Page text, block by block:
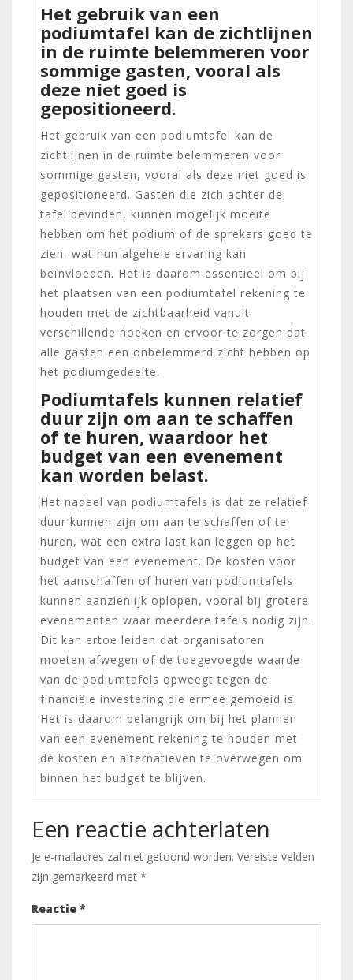
Het gebruik van een
podiumtafel kan de zichtlijnen
in de ruimte belemmeren voor
sommige gasten, vooral als
deze niet goed is
gepositioneerd.
Het gebruik van een podiumtafel kan de
zichtlijnen in de ruimte belemmeren voor
sommige gasten, vooral als deze niet goed is
gepositioneerd. Gasten die zich achter de
tafel bevinden, kunnen mogelijk moeite
hebben om het podium of de sprekers goed te
zien, wat hun algehele ervaring kan
beïnvloeden. Het is daarom essentieel om bij
het plaatsen van een podiumtafel rekening te
houden met de zichtbaarheid vanuit
verschillende hoeken en ervoor te zorgen dat
alle gasten een onbelemmerd zicht hebben op
het podiumgedeelte.
Podiumtafels kunnen relatief
duur zijn om aan te schaffen
of te huren, waardoor het
budget van een evenement
kan worden belast.
Het nadeel van podiumtafels is dat ze relatief
duur kunnen zijn om aan te schaffen of te
huren, wat een extra last kan leggen op het
budget van een evenement. De kosten voor
het aanschaffen of huren van podiumtafels
kunnen aanzienlijk oplopen, vooral bij grotere
evenementen waar meerdere tafels nodig zijn.
Dit kan ertoe leiden dat organisatoren
moeten afwegen of de toegevoegde waarde
van de podiumtafels opweegt tegen de
financiële investering die ermee gemoeid is.
Het is daarom belangrijk om bij het plannen
van een evenement rekening te houden met
de kosten en alternatieven te overwegen om
binnen het budget te blijven.
Een reactie achterlaten
Je e-mailadres zal niet getoond worden. Vereiste velden
zijn gemarkeerd met *
Reactie *